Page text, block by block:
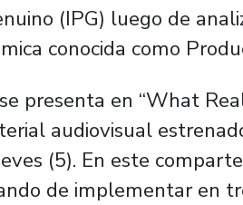
(IPG) luego de
conocida como
presenta en “What
audiovisual
(5). En este
de implementar en